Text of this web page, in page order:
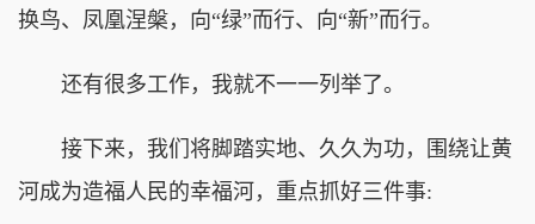
换鸟、凤凰涅槃，向“绿”而行、向“新”而行。
还有很多工作，我就不一一列举了。
接下来，我们将脚踏实地、久久为功，围绕让黄
河成为造福人民的幸福河，重点抓好三件事: